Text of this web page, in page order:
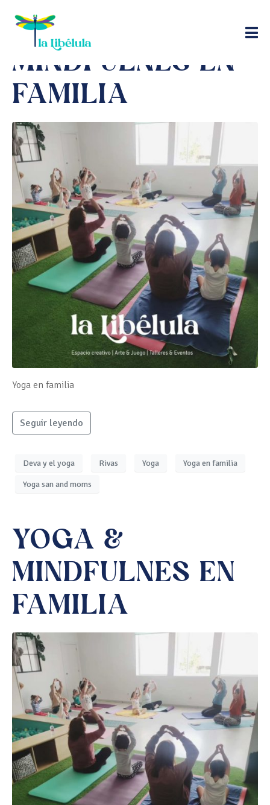
YOGA &
MINDFULNES EN
FAMILIA
Yoga en familia
Seguir leyendo
Deva y el yoga Rivas Yoga Yoga en familia
Yoga san and moms
YOGA &
MINDFULNES EN
FAMILIA